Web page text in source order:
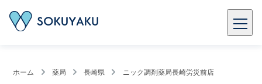
ホーム 薬局 長崎県 ニック調剤薬局長崎労災前店